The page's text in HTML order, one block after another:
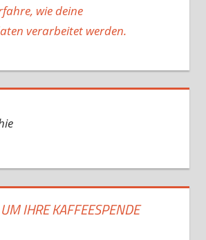
wie deine
verarbeitet werden.
IHRE KAFFEESPENDE